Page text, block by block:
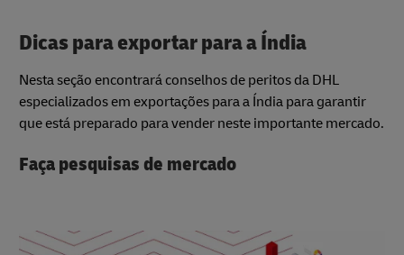
Dicas para exportar para a Índia
Nesta seção encontrará conselhos de peritos da DHL
especializados em exportações para a Índia para garantir
que está preparado para vender neste importante mercado.
Faça pesquisas de mercado